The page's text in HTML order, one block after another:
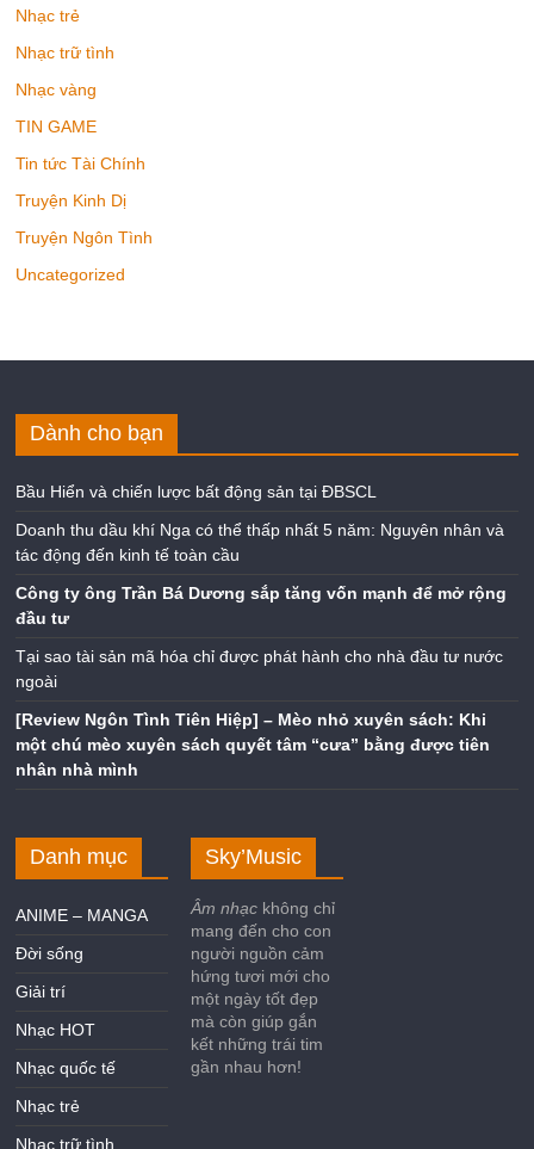
Nhạc trẻ
Nhạc trữ tình
Nhạc vàng
TIN GAME
Tin tức Tài Chính
Truyện Kinh Dị
Truyện Ngôn Tình
Uncategorized
Dành cho bạn
Bầu Hiển và chiến lược bất động sản tại ĐBSCL
Doanh thu dầu khí Nga có thể thấp nhất 5 năm: Nguyên nhân và
tác động đến kinh tế toàn cầu
Công ty ông Trần Bá Dương sắp tăng vốn mạnh để mở rộng
đầu tư
Tại sao tài sản mã hóa chỉ được phát hành cho nhà đầu tư nước
ngoài
[Review Ngôn Tình Tiên Hiệp] – Mèo nhỏ xuyên sách: Khi
một chú mèo xuyên sách quyết tâm “cưa” bằng được tiên
nhân nhà mình
Danh mục
ANIME – MANGA
Đời sống
Giải trí
Nhạc HOT
Nhạc quốc tế
Nhạc trẻ
Nhạc trữ tình
Sky’Music
Âm nhạc không chỉ
mang đến cho con
người nguồn cảm
hứng tươi mới cho
một ngày tốt đẹp
mà còn giúp gắn
kết những trái tim
gần nhau hơn!